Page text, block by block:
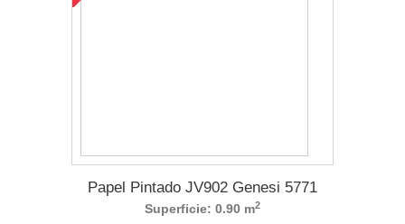
Papel Pintado JV902 Genesi 5771
Superficie: 0.90 m2